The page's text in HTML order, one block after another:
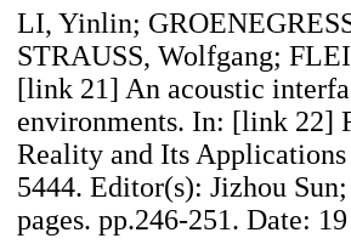
LI, Yinlin;
STRAUSS, Wolfgang;
[link 21] An acoustic
environments. In: [link 22]
Reality and Its
5444. Editor(s): Jizhou
pages. pp.246-251. Date: